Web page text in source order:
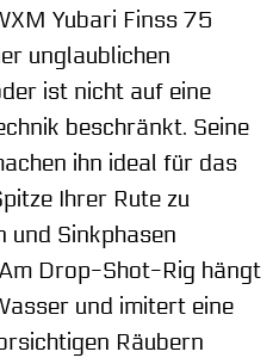
Yubari Finss 75
unglaublichen
ist nicht auf eine
beschränkt. Seine
ihn ideal für das
Ihrer Rute zu
und Sinkphasen
Drop-Shot-Rig hängt
und imitert eine
Räubern